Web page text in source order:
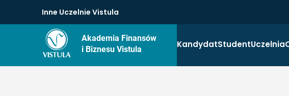
Inne Uczelnie Vistula
Akademia Finansów
i Biznesu Vistula
KandydatStudentUczelnia